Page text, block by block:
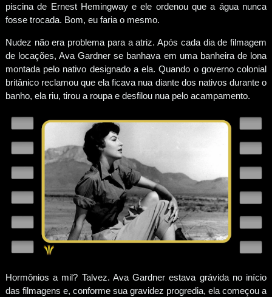
piscina de Ernest Hemingway e ele ordenou que a água nunca
fosse trocada. Bom, eu faria o mesmo.
Nudez não era problema para a atriz. Após cada dia de filmagem
de locações, Ava Gardner se banhava em uma banheira de lona
montada pelo nativo designado a ela. Quando o governo colonial
britânico reclamou que ela ficava nua diante dos nativos durante o
banho, ela riu, tirou a roupa e desfilou nua pelo acampamento.
Hormônios a mil? Talvez. Ava Gardner estava grávida no início
das filmagens e, conforme sua gravidez progredia, ela começou a